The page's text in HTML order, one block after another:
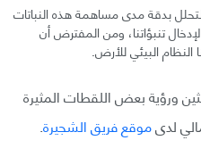
بدقة مدى مساهمة هذه النباتات
تنبؤاتنا، ومن المفترض أن
النظام البيئي للأرض.
ورؤية بعض اللقطات المثيرة
لدىموقع فريق الشجيرة.